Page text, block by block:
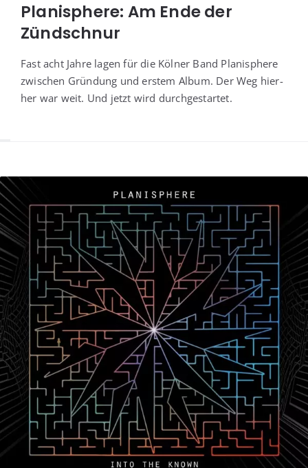
Planisphere: Am Ende der
Zündschnur
Fast acht Jah­re lagen für die Köl­ner Band Pla­nis­phe­re
zwi­schen Grün­dung und ers­tem Album. Der Weg hier­
her war weit. Und jetzt wird durchgestartet.